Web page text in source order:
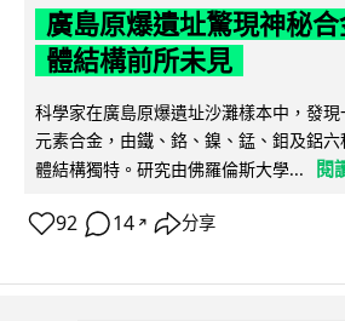
廣島原爆遺址驚現神秘
體結構前所未見
科學家在廣島原爆遺址沙灘樣本中，發
元素合金，由鐵、鉻、鎳、錳、鉬及鋁
體結構獨特。研究由佛羅倫斯大學...
閱
92 14 ↗ 分享